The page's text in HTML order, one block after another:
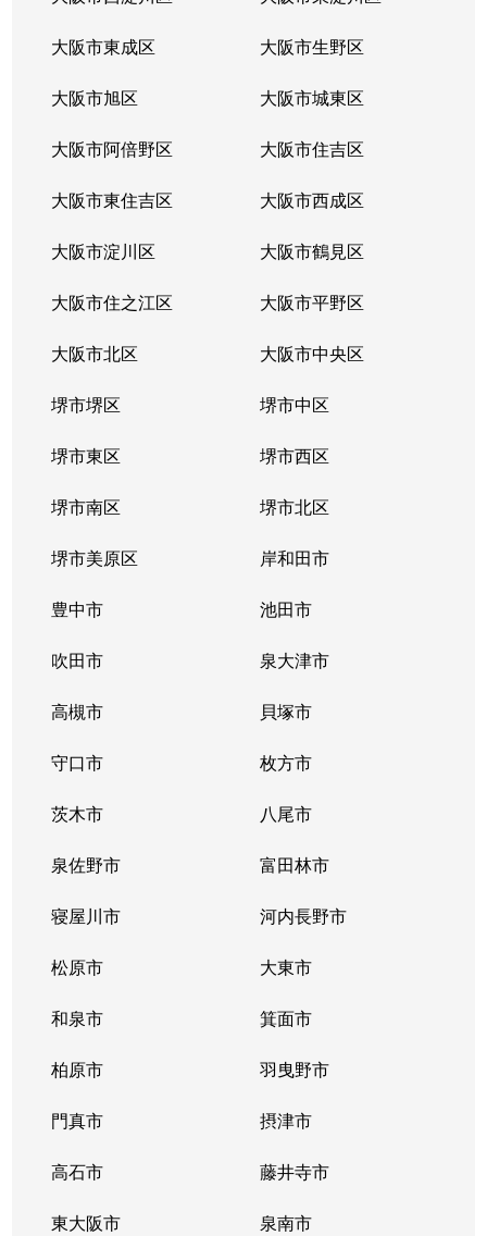
大阪市東成区 大阪市生野区
大阪市旭区 大阪市城東区
大阪市阿倍野区 大阪市住吉区
大阪市東住吉区 大阪市西成区
大阪市淀川区 大阪市鶴見区
大阪市住之江区 大阪市平野区
大阪市北区 大阪市中央区
堺市堺区 堺市中区
堺市東区 堺市西区
堺市南区 堺市北区
堺市美原区 岸和田市
豊中市 池田市
吹田市 泉大津市
高槻市 貝塚市
守口市 枚方市
茨木市 八尾市
泉佐野市 富田林市
寝屋川市 河内長野市
松原市 大東市
和泉市 箕面市
柏原市 羽曳野市
門真市 摂津市
高石市 藤井寺市
東大阪市 泉南市